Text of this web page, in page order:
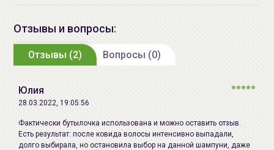
Не содержит парабенов и SLS.
Способ применения:Нанесите небольшое
количество шампуня на влажные волосы,
помассируйте несколько минут круговыми
Дата
производства:
смотрите на упаковке
Производитель:
Rd. OmNoi, Kratumban,
Samuthsakorn 74130, Тайланд
Отзывы и вопросы:
Отзывы (2) Вопросы (0)
Юлия
28.03.2022, 19:05:56
Фактически бутылочка использована и можно оставить отзыв.
Есть результат: после ковида волосы интенсивно выпадали,
долго выбирала, но остановила выбор на данной шампуни, даже